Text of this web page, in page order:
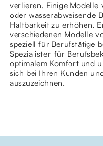
verlieren. Einige Modelle
oder wasserabweisende
Haltbarkeit zu erhöhen.
verschiedenen Modelle
speziell für Berufstätige
Spezialisten für
optimalem Komfort und
sich bei Ihren Kunden
auszuzeichnen.